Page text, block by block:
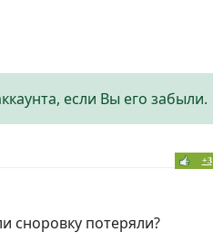
если Вы его забыли.
+3
сноровку потеряли?